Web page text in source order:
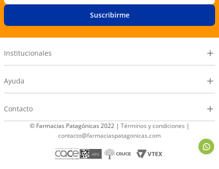
Suscribirme
Institucionales
Ayuda
Contacto
© Farmacias Patagónicas 2022 | Términos y condiciones |
contacto@farmaciaspatagonicas.com